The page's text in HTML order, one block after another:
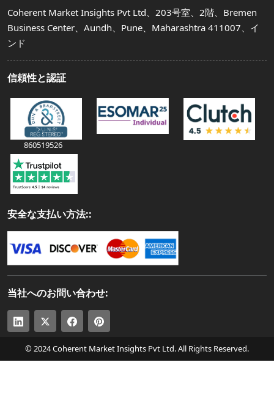
Coherent Market Insights Pvt Ltd、203号室、2階、Bremen
Business Center、Aundh、Pune、Maharashtra 411007、イ
ンド
信頼性と認証
860519526
安全な支払い方法::
当社へのお問い合わせ:
© 2024 Coherent Market Insights Pvt Ltd. All Rights Reserved.